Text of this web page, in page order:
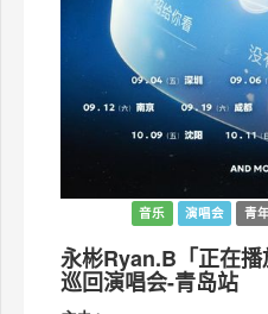
音乐 演唱会 青
永彬Ryan.B「正在
巡回演唱会-青岛站